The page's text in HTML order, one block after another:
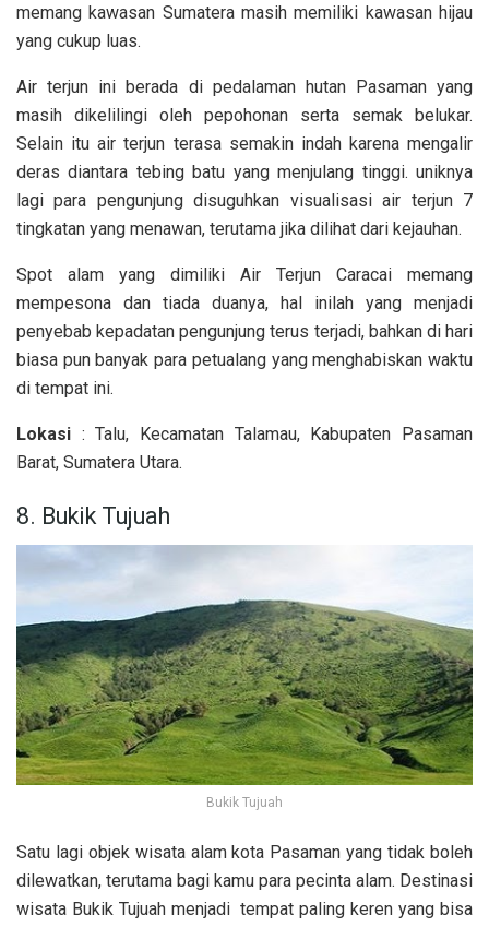
memang kawasan Sumatera masih memiliki kawasan hijau
yang cukup luas.
Air terjun ini berada di pedalaman hutan Pasaman yang
masih dikelilingi oleh pepohonan serta semak belukar.
Selain itu air terjun terasa semakin indah karena mengalir
deras diantara tebing batu yang menjulang tinggi. uniknya
lagi para pengunjung disuguhkan visualisasi air terjun 7
tingkatan yang menawan, terutama jika dilihat dari kejauhan.
Spot alam yang dimiliki Air Terjun Caracai memang
mempesona dan tiada duanya, hal inilah yang menjadi
penyebab kepadatan pengunjung terus terjadi, bahkan di hari
biasa pun banyak para petualang yang menghabiskan waktu
di tempat ini.
Lokasi : Talu, Kecamatan Talamau, Kabupaten Pasaman
Barat, Sumatera Utara.
8. Bukik Tujuah
Bukik Tujuah
Satu lagi objek wisata alam kota Pasaman yang tidak boleh
dilewatkan, terutama bagi kamu para pecinta alam. Destinasi
wisata Bukik Tujuah menjadi tempat paling keren yang bisa